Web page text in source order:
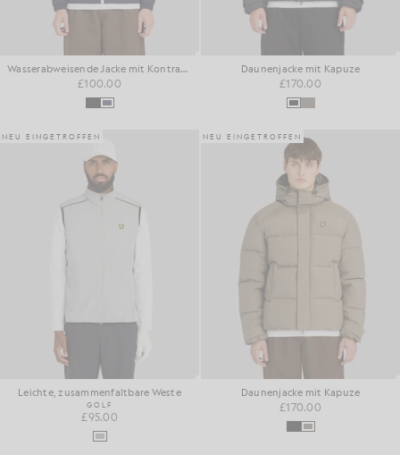
Wasserabweisende Jacke mit Kontrastreißverschluss
£100.00
Daunenjacke mit Kapuze
£170.00
NEU EINGETROFFEN
Leichte, zusammenfaltbare Weste
GOLF
£95.00
NEU EINGETROFFEN
Daunenjacke mit Kapuze
£170.00